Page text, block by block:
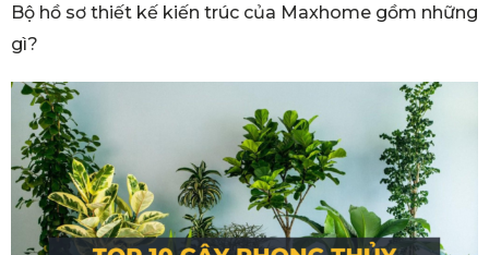
Bộ hồ sơ thiết kế kiến trúc của Maxhome gồm những
gì?